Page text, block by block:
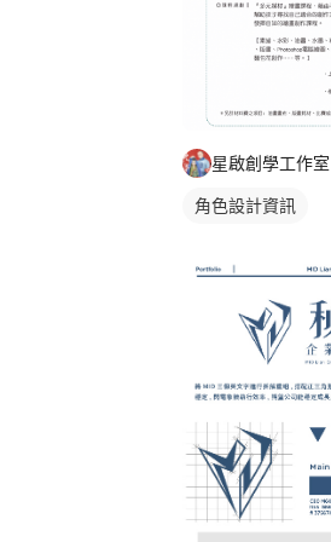
星啟創學工作室
角色設計資訊